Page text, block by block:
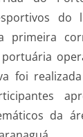
do
primeira
foi
da